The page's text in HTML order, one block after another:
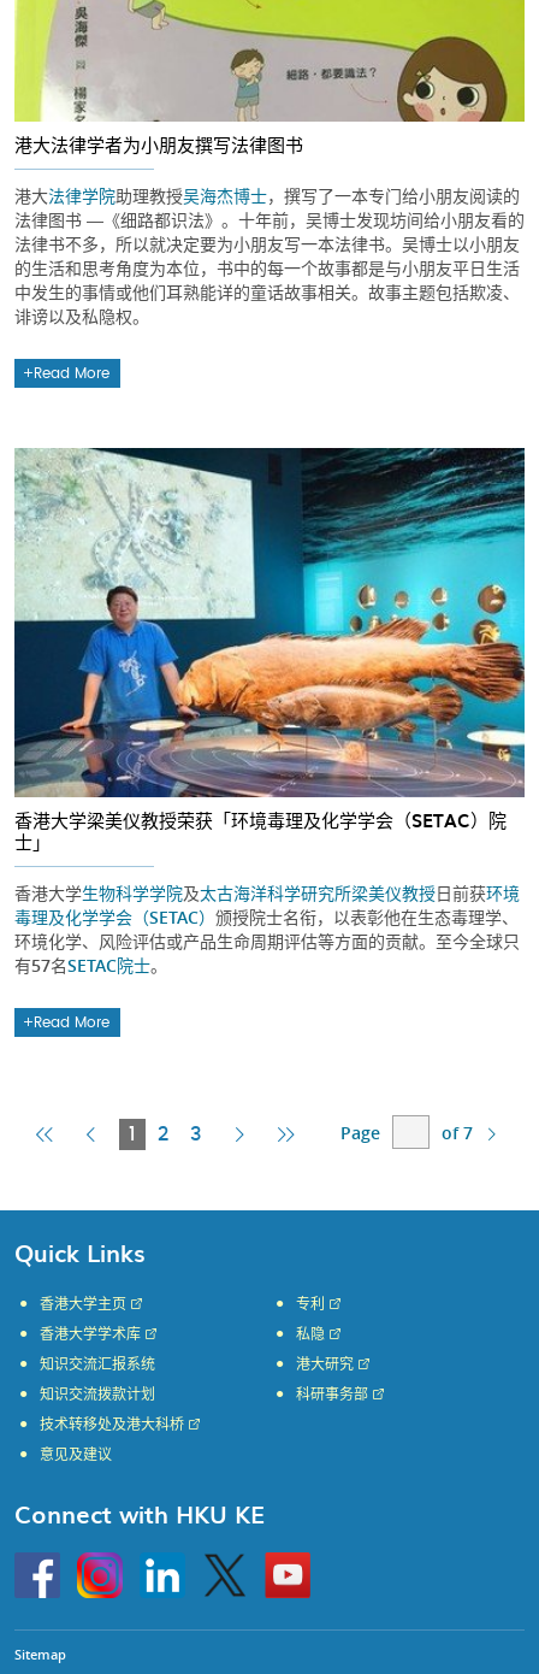
港大法律学者为小朋友撰写法律图书
港大法律学院助理教授吴海杰博士，撰写了一本专门给小朋友阅读的
法律图书 ―《细路都识法》。十年前，吴博士发现坊间给小朋友看的
法律书不多，所以就决定要为小朋友写一本法律书。吴博士以小朋友
的生活和思考角度为本位，书中的每一个故事都是与小朋友平日生活
中发生的事情或他们耳熟能详的童话故事相关。故事主题包括欺凌、
诽谤以及私隐权。
Read More
香港大学梁美仪教授荣获「环境毒理及化学学会（SETAC）院
士」
香港大学生物科学学院及太古海洋科学研究所梁美仪教授日前获环境
毒理及化学学会（SETAC） 颁授院士名衔，以表彰他在生态毒理学、
环境化学、风险评估或产品生命周期评估等方面的贡献。至今全球只
有57名SETAC院士。
Read More
FirstPrevious
1
Current
2 3
Next Last
Page of 7
Quick Links
香港大学主页
香港大学学术库
知识交流汇报系统
知识交流拨款计划
专利
私隐
港大研究
科研事务部
技术转移处及港大科桥
意见及建议
Connect with HKU KE
HKU
InstagramLinkedin Twitter
Go
to
HKU
Sitemap